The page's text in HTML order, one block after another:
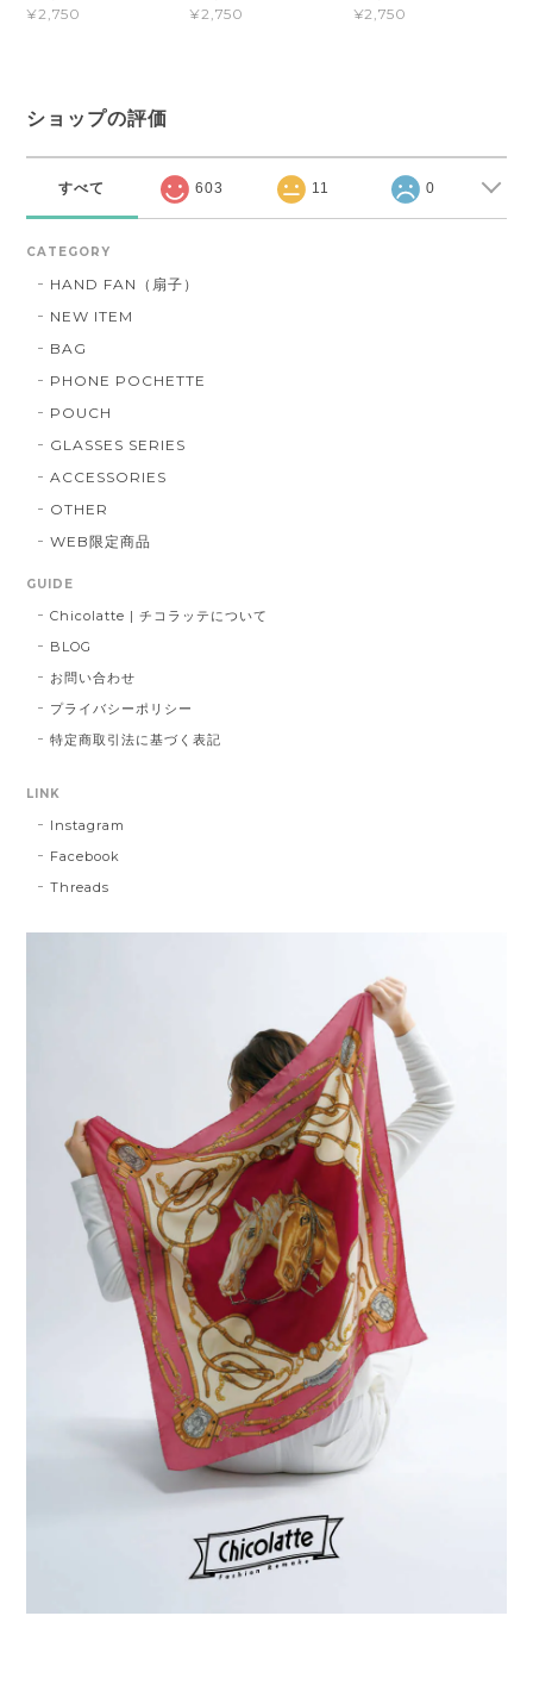
¥2,750
¥2,750
¥2,750
ショップの評価
すべて 603 11 0
CATEGORY
HAND FAN（扇子）
NEW ITEM
BAG
PHONE POCHETTE
POUCH
GLASSES SERIES
ACCESSORIES
OTHER
WEB限定商品
GUIDE
Chicolatte | チコラッテについて
BLOG
お問い合わせ
プライバシーポリシー
特定商取引法に基づく表記
LINK
Instagram
Facebook
Threads